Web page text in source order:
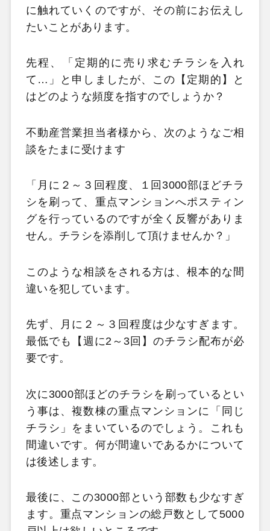
に触れていくのですが、その前にお伝えし
たいことがあります。
先程、「定期的に売り求むチラシを入れ
て…」と申しましたが、この【定期的】と
はどのような頻度を指すのでしょうか？
不動産営業担当者様から、次のようなご相
談をたまに受けます
「月に２～３回程度、１回3000部ほどチラ
シを刷って、重点マンションへポスティン
グを行っているのですが全く反響がありま
せん。チラシを添削して頂けませんか？」
このような相談をされる方は、根本的な間
違いを犯しています。
先ず、月に２～３回程度は少なすぎます。
最低でも【週に2～3回】のチラシ配布が必
要です。
次に3000部ほどのチラシを刷っているとい
う事は、複数棟の重点マンションに「同じ
チラシ」をまいているのでしょう。これも
間違いです。何が間違いであるかについて
は後述します。
最後に、この3000部という部数も少なすぎ
ます。重点マンションの総戸数として5000